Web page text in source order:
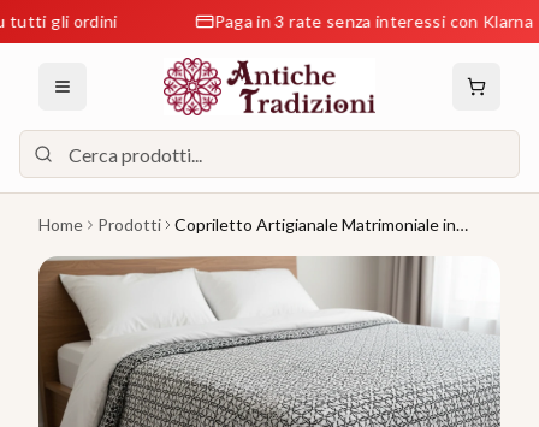
gli ordini Paga in 3 rate senza interessi con Klarna
Home Prodotti
Copriletto Artigianale Matrimoniale in